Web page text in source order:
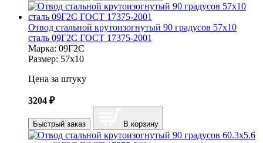
Отвод стальной крутоизогнутый 90 градусов 57х10
сталь 09Г2С ГОСТ 17375-2001
Марка: 09Г2С
Размер: 57х10
Цена за штуку
3204 ₽
Быстрый заказ В корзину